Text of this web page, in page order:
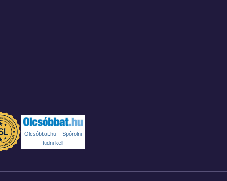
Olcsóbbat.hu – Spórolni
tudni kell